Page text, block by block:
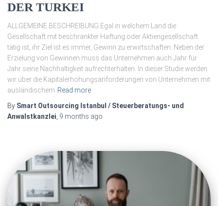
DER TURKEI
ALLGEMEINE BESCHREIBUNG Egal in welchem ​​Land die
Gesellschaft mit beschränkter Haftung oder Aktiengesellschaft
tätig ist, ihr Ziel ist es immer, Gewinn zu erwirtschaften. Neben der
Erzielung von Gewinnen muss das Unternehmen auch Jahr für
Jahr seine Nachhaltigkeit aufrechterhalten. In dieser Studie werden
wir über die Kapitalerhöhungsanforderungen von Unternehmen mit
ausländischem Read more
By Smart Outsourcing Istanbul / Steuerberatungs- und
Anwalstkanzlei, 9 months ago